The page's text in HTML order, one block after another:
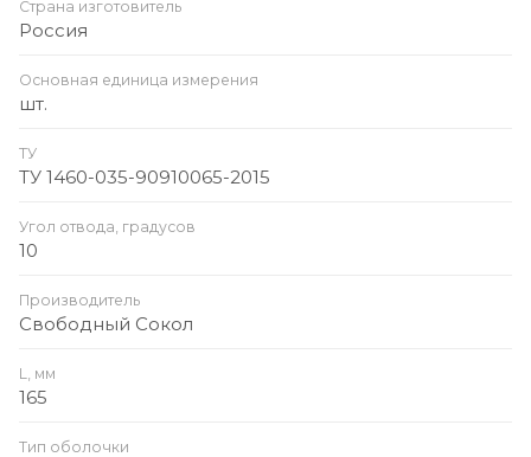
Страна изготовитель
Россия
Основная единица измерения
шт.
ТУ
ТУ 1460-035-90910065-2015
Угол отвода, градусов
10
Производитель
Свободный Сокол
L, мм
165
Тип оболочки